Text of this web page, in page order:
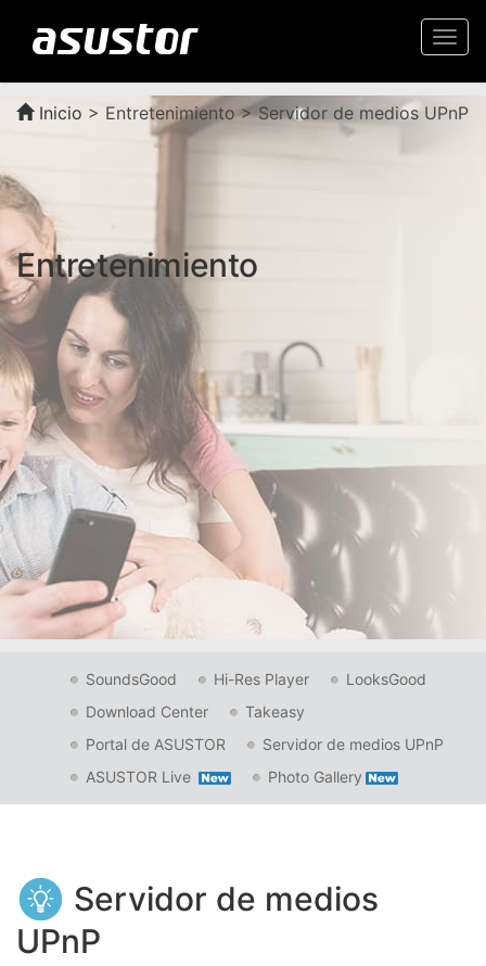
Inicio > Entretenimiento > Servidor de medios UPnP
Entretenimiento
SoundsGood Hi-Res Player
LooksGood
Download Center
Takeasy
Portal de ASUSTOR
Servidor de medios UPnP
ASUSTOR Live
Photo Gallery
Servidor de medios
UPnP